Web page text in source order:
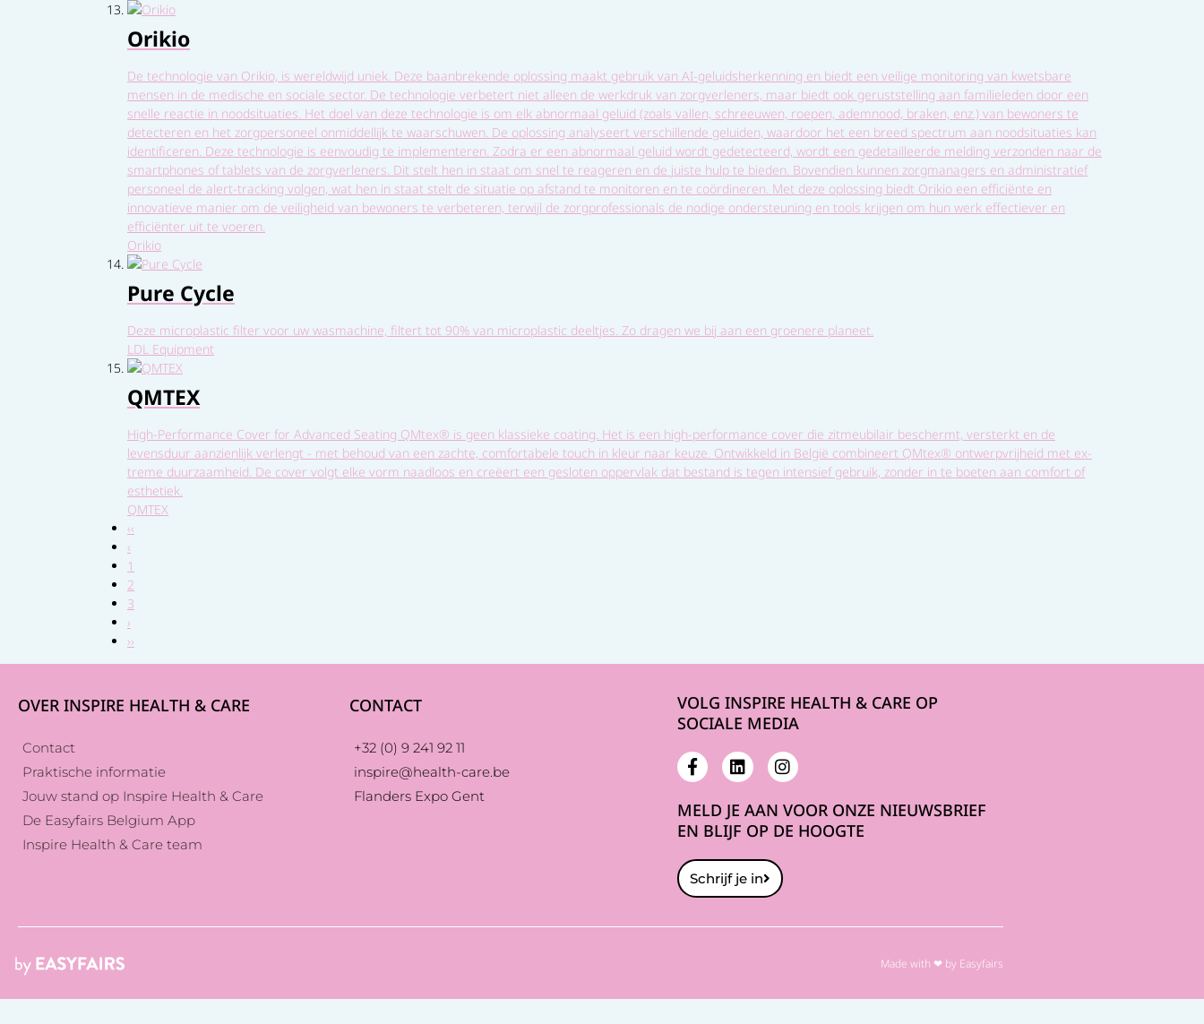
Orikio
De technologie van Orikio, is wereldwijd uniek. Deze baanbrekende oplossing maakt gebruik van AI-geluidsherkenning en biedt een veilige monitoring van kwetsbare
mensen in de medische en sociale sector. De technologie verbetert niet alleen de werkdruk van zorgverleners, maar biedt ook geruststelling aan familieleden door een
snelle reactie in noodsituaties. Het doel van deze technologie is om elk abnormaal geluid (zoals vallen, schreeuwen, roepen, ademnood, braken, enz.) van bewoners te
detecteren en het zorgpersoneel onmiddellijk te waarschuwen. De oplossing analyseert verschillende geluiden, waardoor het een breed spectrum aan noodsituaties kan
identificeren. Deze technologie is eenvoudig te implementeren. Zodra er een abnormaal geluid wordt gedetecteerd, wordt een gedetailleerde melding verzonden naar de
smartphones of tablets van de zorgverleners. Dit stelt hen in staat om snel te reageren en de juiste hulp te bieden. Bovendien kunnen zorgmanagers en administratief
personeel de alert-tracking volgen, wat hen in staat stelt de situatie op afstand te monitoren en te coördineren. Met deze oplossing biedt Orikio een efficiënte en
innovatieve manier om de veiligheid van bewoners te verbeteren, terwijl de zorgprofessionals de nodige ondersteuning en tools krijgen om hun werk effectiever en
efficiënter uit te voeren.
Orikio
Pure Cycle
Deze microplastic filter voor uw wasmachine, filtert tot 90% van microplastic deeltjes. Zo dragen we bij aan een groenere planeet.
LDL Equipment
QMTEX
High-Performance Cover for Advanced Seating QMtex® is geen klassieke coating. Het is een high-performance cover die zitmeubilair beschermt, versterkt en de
levensduur aanzienlijk verlengt - met behoud van een zachte, comfortabele touch in kleur naar keuze. Ontwikkeld in België combineert QMtex® ontwerpvrijheid met ex-
treme duurzaamheid. De cover volgt elke vorm naadloos en creëert een gesloten oppervlak dat bestand is tegen intensief gebruik, zonder in te boeten aan comfort of
esthetiek.
QMTEX
‹‹
‹
1
2
3
›
››
OVER INSPIRE HEALTH & CARE
Contact
Praktische informatie
Jouw stand op Inspire Health & Care
De Easyfairs Belgium App
Inspire Health & Care team
CONTACT
+32 (0) 9 241 92 11
inspire@health-care.be
Flanders Expo Gent
VOLG INSPIRE HEALTH & CARE OP
SOCIALE MEDIA
MELD JE AAN VOOR ONZE NIEUWSBRIEF
EN BLIJF OP DE HOOGTE
Schrijf je in
Made with ❤ by Easyfairs